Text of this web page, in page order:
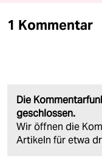
1 Kommentar
Die
geschlossen.
Wir öffnen die
Artikeln für etwa